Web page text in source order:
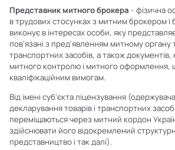
Представник митного брокера - фізична
в трудових стосунках з митним брокером
виконує в інтересах особи, яку
пов'язані з пред'явленням митному органу
транспортних засобів, а також документів,
митного контролю і митного оформлення,
кваліфікаційним вимогам.
Від імені суб'єкта ліцензування (одержувача
декларування товарів і транспортних
переміщаються через митний кордон
здійснювати його відокремлений
представництво і так далі).